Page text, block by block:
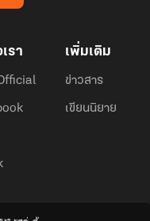
รา เพิ่มเติม
ข่าวสาร
เขียนนิยาย